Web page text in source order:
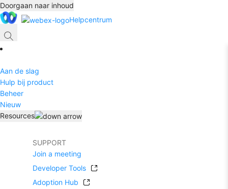
Doorgaan naar inhoud
Helpcentrum
Aan de slag
Hulp bij product
Beheer
Nieuw
Resources
SUPPORT
Join a meeting
Developer Tools
Adoption Hub